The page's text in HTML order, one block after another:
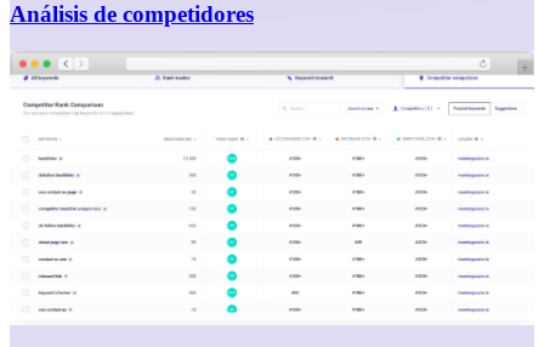
Análisis de competidores